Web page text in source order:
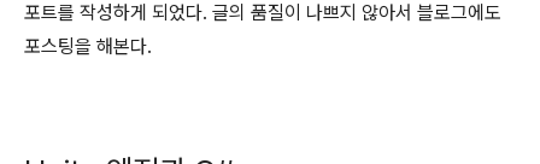
포트를 작성하게 되었다. 글의 품질이 나쁘지 않아서 블로그에도
포스팅을 해본다.